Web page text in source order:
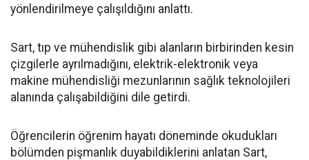
yönlendirilmeye çalışıldığını anlattı.
Sart, tıp ve mühendislik gibi alanların birbirinden kesin
çizgilerle ayrılmadığını, elektrik-elektronik veya
makine mühendisliği mezunlarının sağlık teknolojileri
alanında çalışabildiğini dile getirdi.
Öğrencilerin öğrenim hayatı döneminde okudukları
bölümden pişmanlık duyabildiklerini anlatan Sart,